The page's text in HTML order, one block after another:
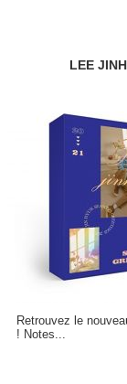
LEE
Retrouvez le
! Notes...